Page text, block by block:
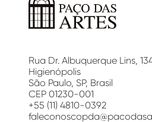
Artes
Rua Dr. Albuquerque Lins,
Higienópolis
São Paulo, SP, Brasil
CEP 01230-001
+55 (11) 4810-0392